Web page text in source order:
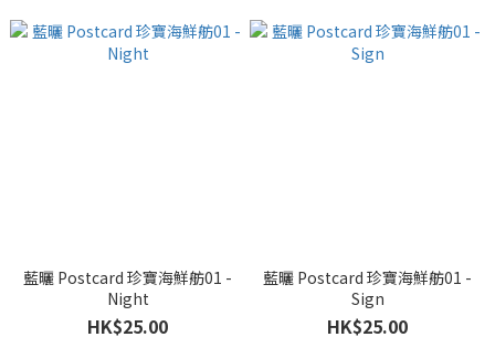
藍曬 Postcard 珍寶海鮮舫01 -
Night
HK$25.00
藍曬 Postcard 珍寶海鮮舫01 -
Sign
HK$25.00